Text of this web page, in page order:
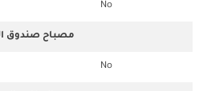
No
مصباح صندوق
No